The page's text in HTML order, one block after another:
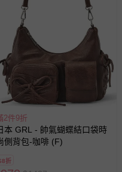
2件9折
本 GRL - 帥氣蝴蝶結口袋時
側背包-咖啡 (F)
折